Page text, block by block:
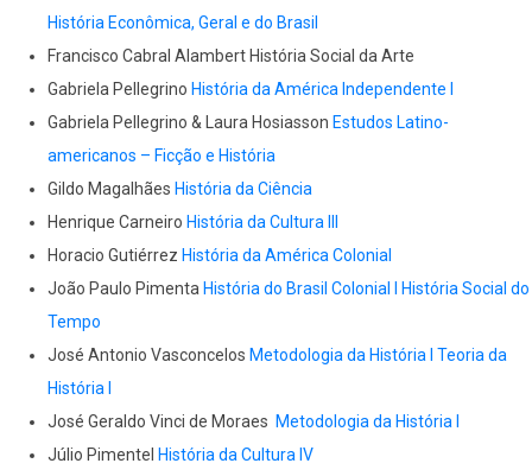
História Econômica, Geral e do Brasil
Francisco Cabral Alambert História Social da Arte
Gabriela Pellegrino História da América Independente I
Gabriela Pellegrino & Laura Hosiasson Estudos Latino-
americanos – Ficção e História
Gildo Magalhães História da Ciência
Henrique Carneiro História da Cultura III
Horacio Gutiérrez História da América Colonial
João Paulo Pimenta História do Brasil Colonial I
História Social do
Tempo
José Antonio Vasconcelos Metodologia da História I Teoria da
História I
José Geraldo Vinci de Moraes Metodologia da História I
Júlio Pimentel História da Cultura IV